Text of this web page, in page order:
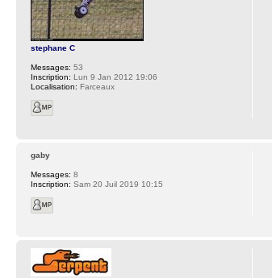
stephane C
Messages: 53
Inscription: Lun 9 Jan 2012 19:06
Localisation: Farceaux
gaby
Messages: 8
Inscription: Sam 20 Juil 2019 10:15